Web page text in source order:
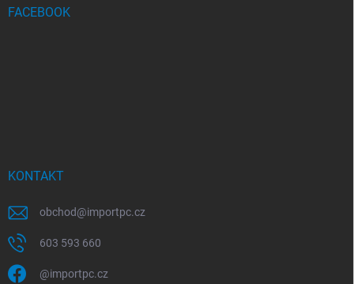
FACEBOOK
KONTAKT
obchod@importpc.cz
603 593 660
@importpc.cz